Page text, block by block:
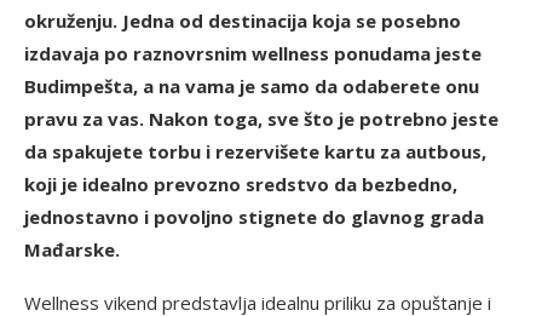
okruženju. Jedna od destinacija koja se posebno
izdavaja po raznovrsnim wellness ponudama jeste
Budimpešta, a na vama je samo da odaberete onu
pravu za vas. Nakon toga, sve što je potrebno jeste
da spakujete torbu i rezervišete kartu za autbous,
koji je idealno prevozno sredstvo da bezbedno,
jednostavno i povoljno stignete do glavnog grada
Mađarske.
Wellness vikend predstavlja idealnu priliku za opuštanje i